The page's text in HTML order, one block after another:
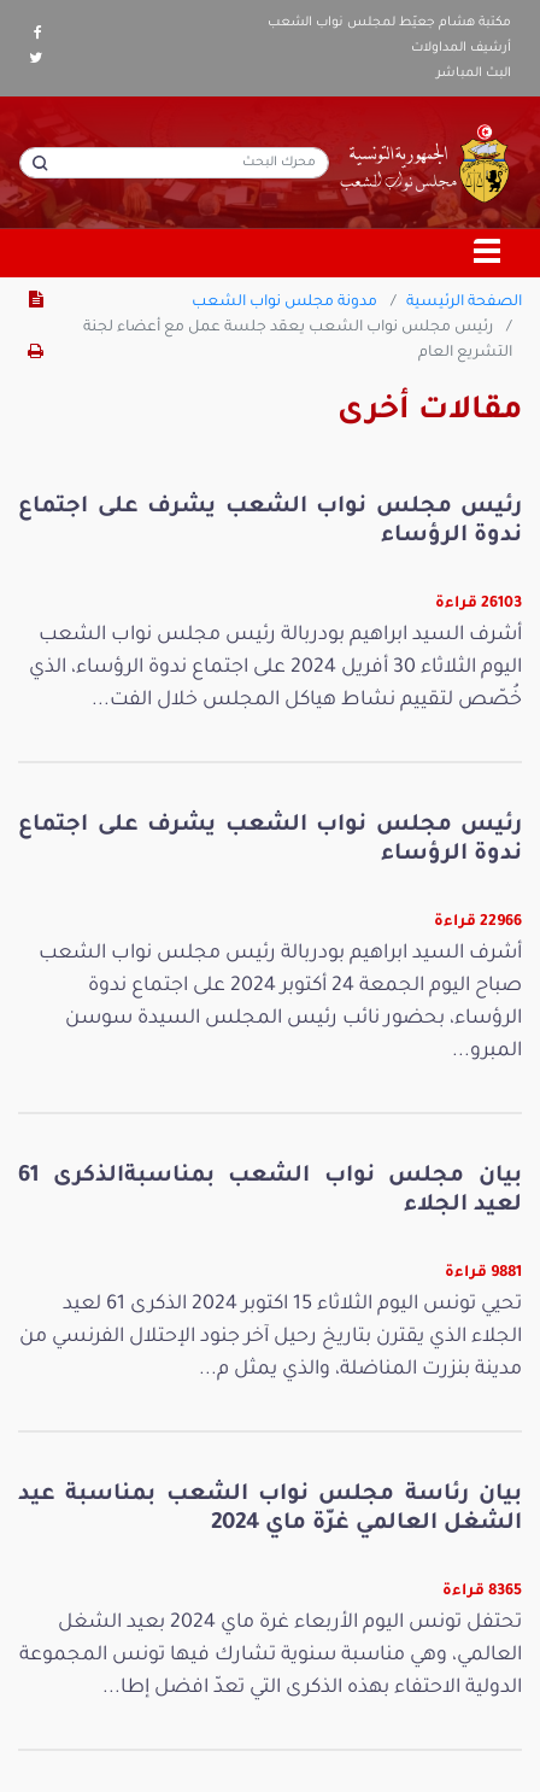
مكتبة هشام جعيّط لمجلس نواب الشعب
أرشيف المداولات
البث المباشر
الصفحة الرئيسية
مدونة مجلس نواب الشعب
رئيس مجلس نواب الشعب يعقد جلسة عمل مع أعضاء لجنة
التشريع العام
مقالات أخرى
رئيس مجلس نواب الشعب يشرف على اجتماع
ندوة الرؤساء
26103 قراءة
أشرف السيد ابراهيم بودربالة رئيس مجلس نواب الشعب
اليوم الثلاثاء 30 أفريل 2024 على اجتماع ندوة الرؤساء، الذي
خُصّص لتقييم نشاط هياكل المجلس خلال الفت...
رئيس مجلس نواب الشعب يشرف على اجتماع
ندوة الرؤساء
22966 قراءة
أشرف السيد ابراهيم بودربالة رئيس مجلس نواب الشعب
صباح اليوم الجمعة 24 أكتوبر 2024 على اجتماع ندوة
الرؤساء، بحضور نائب رئيس المجلس السيدة سوسن
المبرو...
بيان مجلس نواب الشعب بمناسبةالذكرى 61
لعيد الجلاء
9881 قراءة
تحيي تونس اليوم الثلاثاء 15 اكتوبر 2024 الذكرى 61 لعيد
الجلاء الذي يقترن بتاريخ رحيل آخر جنود الإحتلال الفرنسي من
مدينة بنزرت المناضلة، والذي يمثل م...
بيان رئاسة مجلس نواب الشعب بمناسبة عيد
الشغل العالمي غرّة ماي 2024
8365 قراءة
تحتفل تونس اليوم الأربعاء غرة ماي 2024 بعيد الشغل
العالمي، وهي مناسبة سنوية تشارك فيها تونس المجموعة
الدولية الاحتفاء بهذه الذكرى التي تعدّ افضل إطا...